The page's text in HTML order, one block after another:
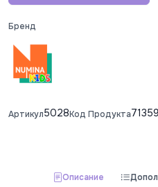
Бренд
Артикул5028Код Продукта
Описание